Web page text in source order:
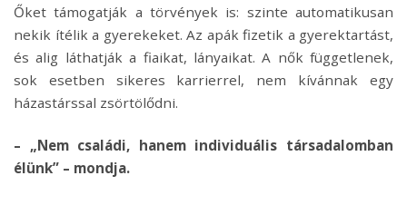
Őket támogatják a törvények is: szinte automatikusan
nekik ítélik a gyerekeket. Az apák fizetik a gyerektartást,
és alig láthatják a fiaikat, lányaikat. A nők függetlenek,
sok esetben sikeres karrierrel, nem kívánnak egy
házastárssal zsörtölődni.
– „Nem családi, hanem individuális társadalomban
élünk” – mondja.